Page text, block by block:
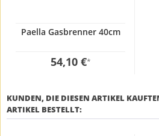
Paella Gasbrenner 40cm
54,10 €*
KUNDEN, DIE DIESEN ARTIKEL
ARTIKEL BESTELLT: